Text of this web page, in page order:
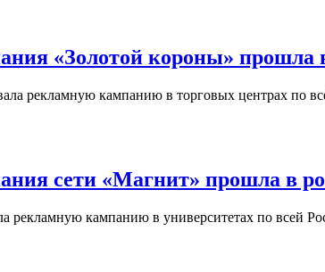
«Золотой короны» прошла
рекламную кампанию в торговых центрах по
сети «Магнит» прошла в
рекламную кампанию в университетах по всей